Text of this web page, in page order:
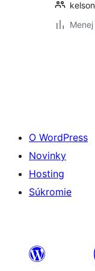
kelson
O WordPress
Novinky
Hosting
Súkromie